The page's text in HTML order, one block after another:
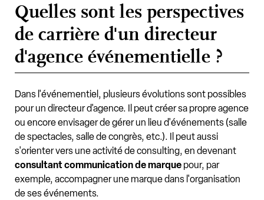
Quelles sont les perspectives
de carrière d'un directeur
d'agence événementielle ?
Dans l'événementiel, plusieurs évolutions sont possibles
pour un directeur d'agence. Il peut créer sa propre agence
ou encore envisager de gérer un lieu d'événements (salle
de spectacles, salle de congrès, etc.). Il peut aussi
s'orienter vers une activité de consulting, en devenant
consultant communication de marque pour, par
exemple, accompagner une marque dans l'organisation
de ses événements.